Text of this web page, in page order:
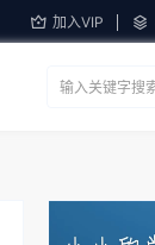
加入VIP